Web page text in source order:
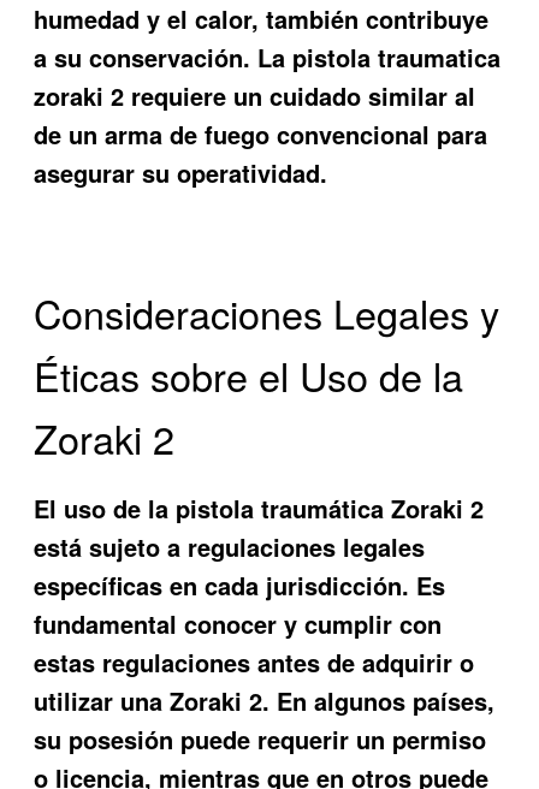
humedad y el calor, también contribuye
a su conservación. La pistola traumatica
zoraki 2 requiere un cuidado similar al
de un arma de fuego convencional para
asegurar su operatividad.
Consideraciones Legales y
Éticas sobre el Uso de la
Zoraki 2
El uso de la pistola traumática Zoraki 2
está sujeto a regulaciones legales
específicas en cada jurisdicción. Es
fundamental conocer y cumplir con
estas regulaciones antes de adquirir o
utilizar una Zoraki 2. En algunos países,
su posesión puede requerir un permiso
o licencia, mientras que en otros puede